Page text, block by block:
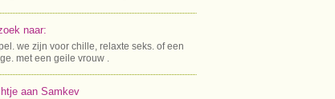
naar:
we zijn voor chille, relaxte seks. of een
met een geile vrouw .
aan Samkev